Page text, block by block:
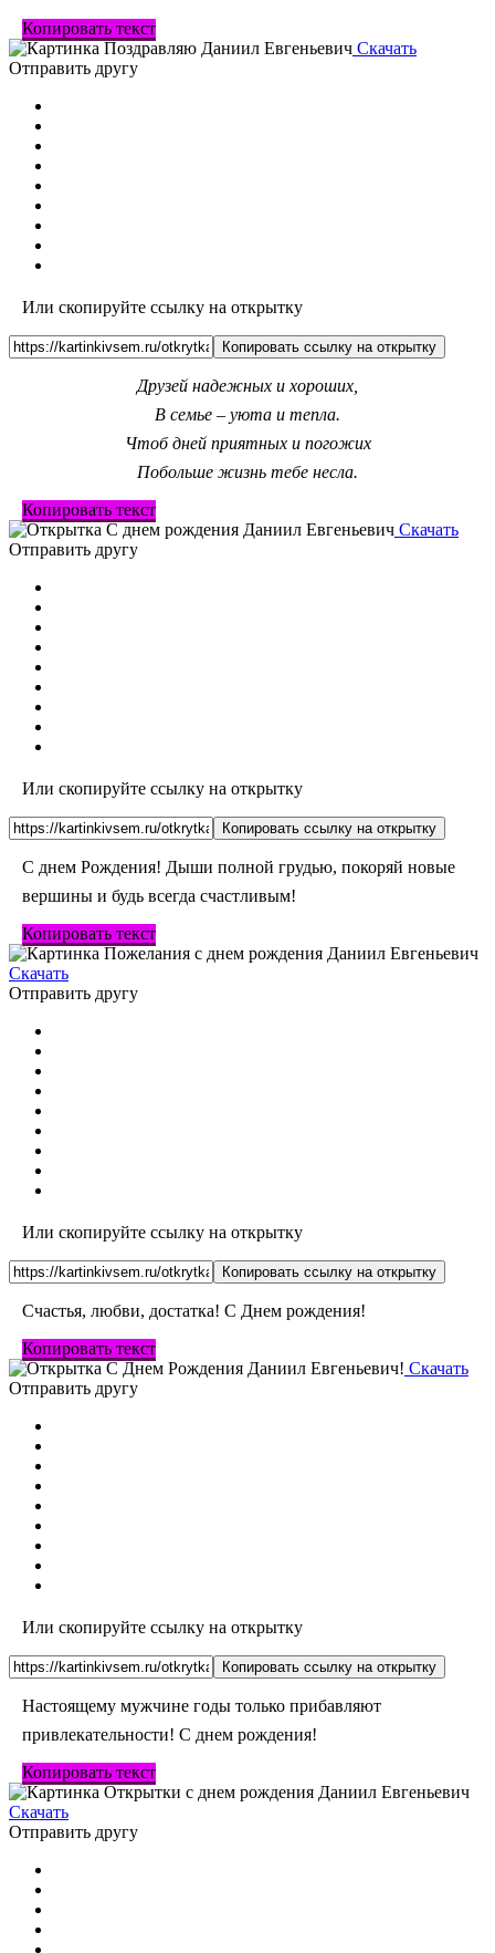
Копировать текст
Скачать
Отправить другу
Или скопируйте ссылку на открытку
Копировать ссылку на открытку
Друзей надежных и хороших,
В семье – уюта и тепла.
Чтоб дней приятных и погожих
Побольше жизнь тебе несла.
Копировать текст
Скачать
Отправить другу
Или скопируйте ссылку на открытку
Копировать ссылку на открытку
С днем Рождения! Дыши полной грудью, покоряй новые
вершины и будь всегда счастливым!
Копировать текст
Скачать
Отправить другу
Или скопируйте ссылку на открытку
Копировать ссылку на открытку
Счастья, любви, достатка! С Днем рождения!
Копировать текст
Скачать
Отправить другу
Или скопируйте ссылку на открытку
Копировать ссылку на открытку
Настоящему мужчине годы только прибавляют
привлекательности! С днем рождения!
Копировать текст
Скачать
Отправить другу